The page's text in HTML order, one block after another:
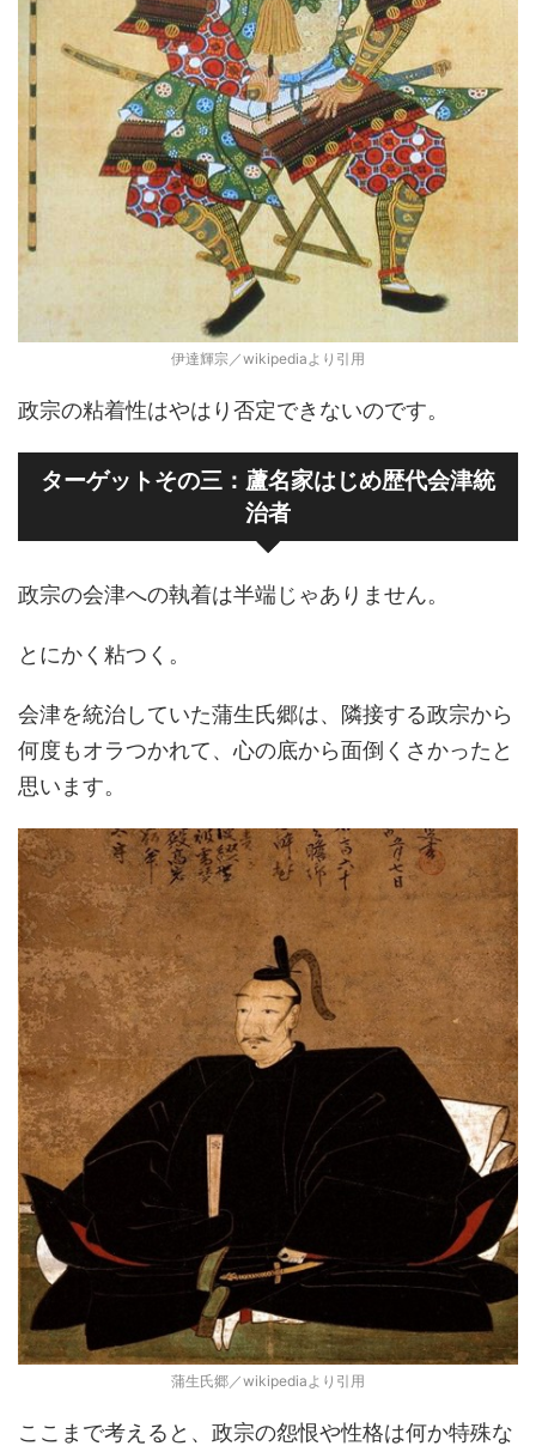
伊達輝宗／wikipediaより引用
政宗の粘着性はやはり否定できないのです。
ターゲットその三：蘆名家はじめ歴代会津統
治者
政宗の会津への執着は半端じゃありません。
とにかく粘つく。
会津を統治していた蒲生氏郷は、隣接する政宗から
何度もオラつかれて、心の底から面倒くさかったと
思います。
蒲生氏郷／wikipediaより引用
ここまで考えると、政宗の怨恨や性格は何か特殊な